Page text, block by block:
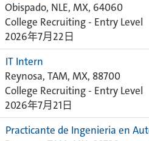
Obispado, NLE, MX, 64060
College Recruiting - Entry Level
2026年7月22日
IT Intern
Reynosa, TAM, MX, 88700
College Recruiting - Entry Level
2026年7月21日
Practicante de Ingenieria en